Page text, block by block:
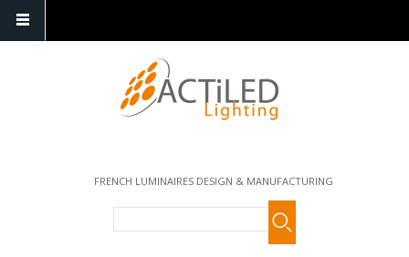
FRENCH LUMINAIRES DESIGN & MANUFACTURING